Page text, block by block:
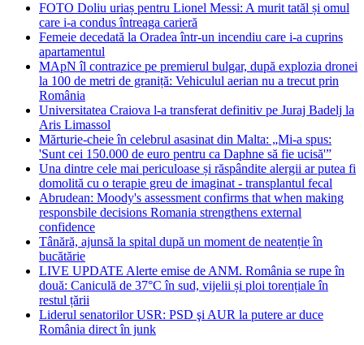
FOTO Doliu uriaș pentru Lionel Messi: A murit tatăl și omul
care i-a condus întreaga carieră
Femeie decedată la Oradea într-un incendiu care i-a cuprins
apartamentul
MApN îl contrazice pe premierul bulgar, după explozia dronei
la 100 de metri de graniță: Vehiculul aerian nu a trecut prin
România
Universitatea Craiova l-a transferat definitiv pe Juraj Badelj la
Aris Limassol
Mărturie-cheie în celebrul asasinat din Malta: „Mi-a spus:
'Sunt cei 150.000 de euro pentru ca Daphne să fie ucisă'”
Una dintre cele mai periculoase și răspândite alergii ar putea fi
domolită cu o terapie greu de imaginat - transplantul fecal
Abrudean: Moody's assessment confirms that when making
responsbile decisions Romania strengthens external
confidence
Tânără, ajunsă la spital după un moment de neatenție în
bucătărie
LIVE UPDATE Alerte emise de ANM. România se rupe în
două: Caniculă de 37°C în sud, vijelii și ploi torențiale în
restul țării
Liderul senatorilor USR: PSD şi AUR la putere ar duce
România direct în junk